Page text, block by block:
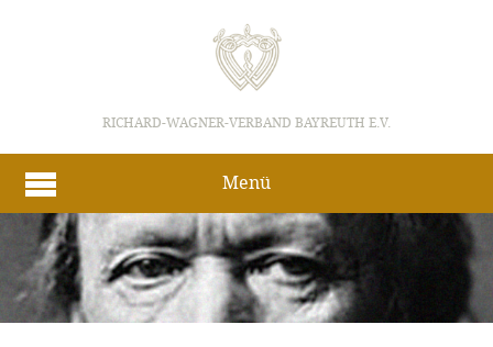
RICHARD-WAGNER-VERBAND BAYREUTH E.V.
Menü